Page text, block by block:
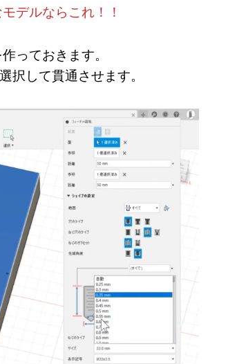
デルならこれ！！
っておきます。
択して貫通させます。